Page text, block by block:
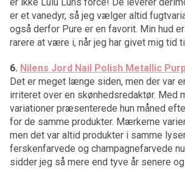
er et vanedyr, så jeg vælger altid
også derfor Pure er en favorit. Min hud
rarere at være i, når jeg har givet mig tid
6. Nilens Jord Nail Polish Metallic
Det er meget længe siden, men der var
irriteret over en skønhedsredaktør. Med
variationer præsenterede hun måned
for de samme produkter. Mærkerne
men det var altid produkter i samme
ferskenfarvede og champagnefarvede
sidder jeg så mere end tyve år senere